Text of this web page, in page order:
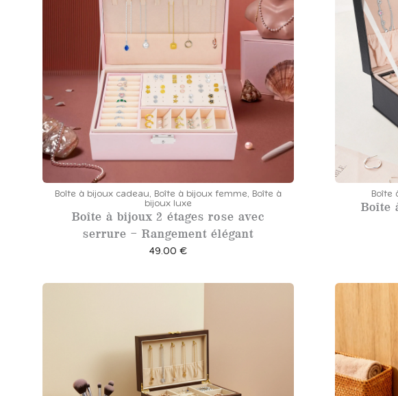
Boîte à bijoux cadeau, Boîte à bijoux femme, Boîte à
bijoux luxe
Boîte à bijoux 2 étages rose avec
serrure – Rangement élégant
49.00 €
Boîte
Boîte